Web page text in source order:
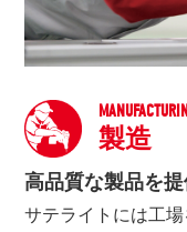
製造
高品質な製品を
サテライトには工